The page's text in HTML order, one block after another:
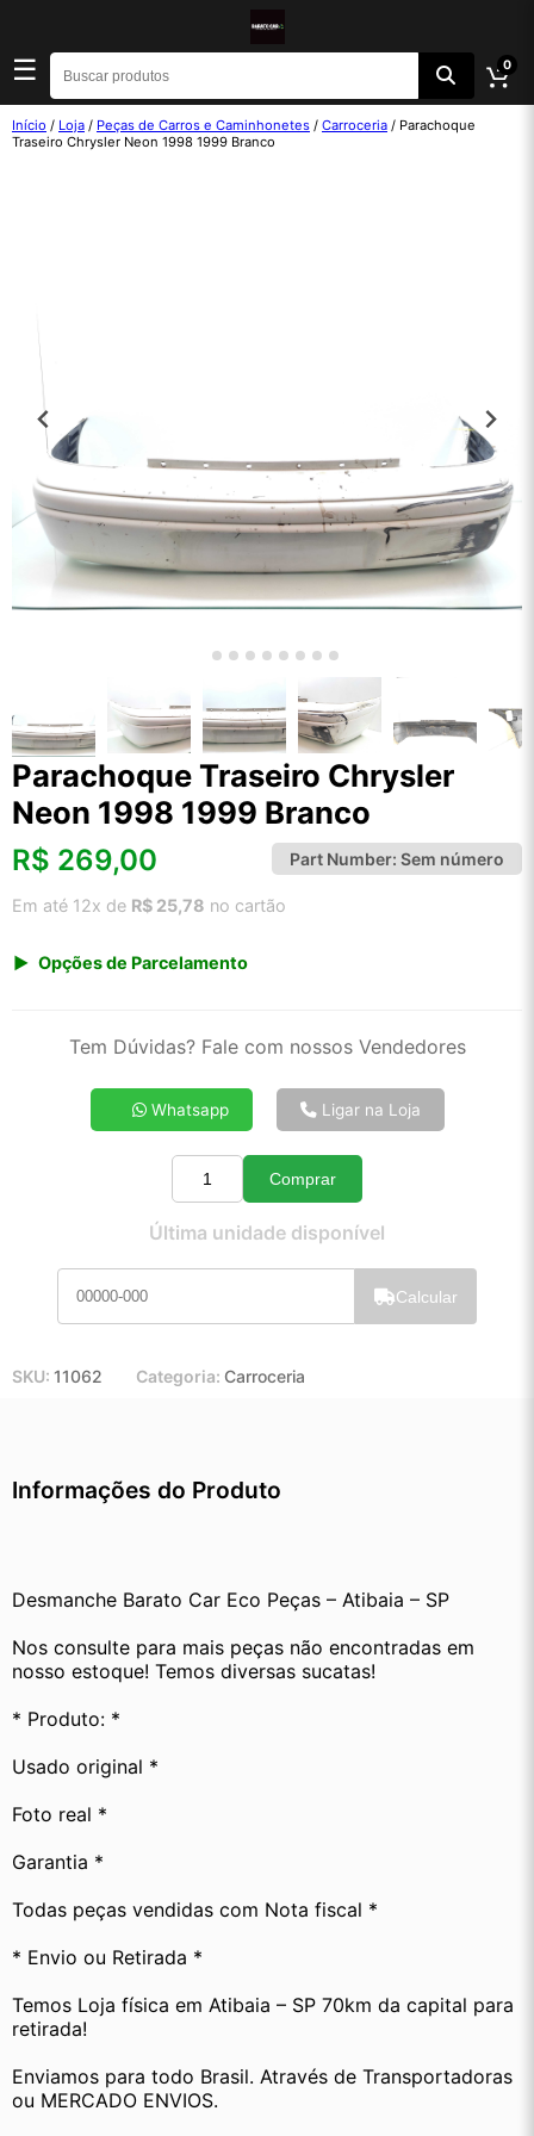
☰ 0
Início / Loja / Peças de Carros e Caminhonetes / Carroceria / Parachoque
Traseiro Chrysler Neon 1998 1999 Branco
Parachoque Traseiro Chrysler
Neon 1998 1999 Branco
R$ 269,00 Part Number: Sem número
Em até 12x de R$ 25,78 no cartão
Opções de Parcelamento
2x de R$ 144,18
4x de R$ 73,13
5x de R$ 58,91
10x de R$ 30,48
11x de R$ 28,00
Tem Dúvidas? Fale com nossos Vendedores
Whatsapp Ligar na Loja
Quantidade
Comprar
Última unidade disponível
Calcular
SKU: 11062 Categoria: Carroceria
Informações do Produto
Desmanche Barato Car Eco Peças – Atibaia – SP
Nos consulte para mais peças não encontradas em
nosso estoque! Temos diversas sucatas!
* Produto: *
Usado original *
Foto real *
Garantia *
Todas peças vendidas com Nota fiscal *
* Envio ou Retirada *
Temos Loja física em Atibaia – SP 70km da capital para
retirada!
Enviamos para todo Brasil. Através de Transportadoras
ou MERCADO ENVIOS.